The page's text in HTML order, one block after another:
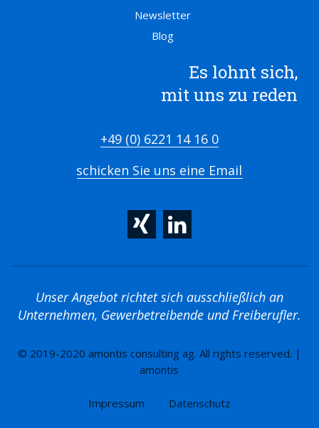
Newsletter
Blog
Es lohnt sich,
mit uns zu reden
+49 (0) 6221 14 16 0
schicken Sie uns eine Email
Unser Angebot richtet sich ausschließlich an
Unternehmen, Gewerbetreibende und Freiberufler.
© 2019-2020 amontis consulting ag. All rights reserved. |
amontis
Impressum Datenschutz